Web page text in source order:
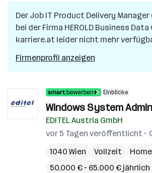
IT
Jobs
in
Der Job IT Product Delivery Manager
bei der Firma HEROLD Business Data
karriere.at leider nicht mehr
Firmenprofil anzeigen
Einblicke
Windows System
EDITEL Austria GmbH
vor 5 Tagen veröffentlicht
1040 Wien
Vollzeit
50.000 € – 65.000 € jährlich